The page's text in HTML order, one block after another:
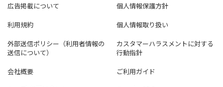
広告掲載について
個人情報保護方針
利用規約
個人情報取り扱い
外部送信ポリシー（利用者情報の
送信について）
カスタマーハラスメントに対する
行動指針
会社概要
ご利用ガイド